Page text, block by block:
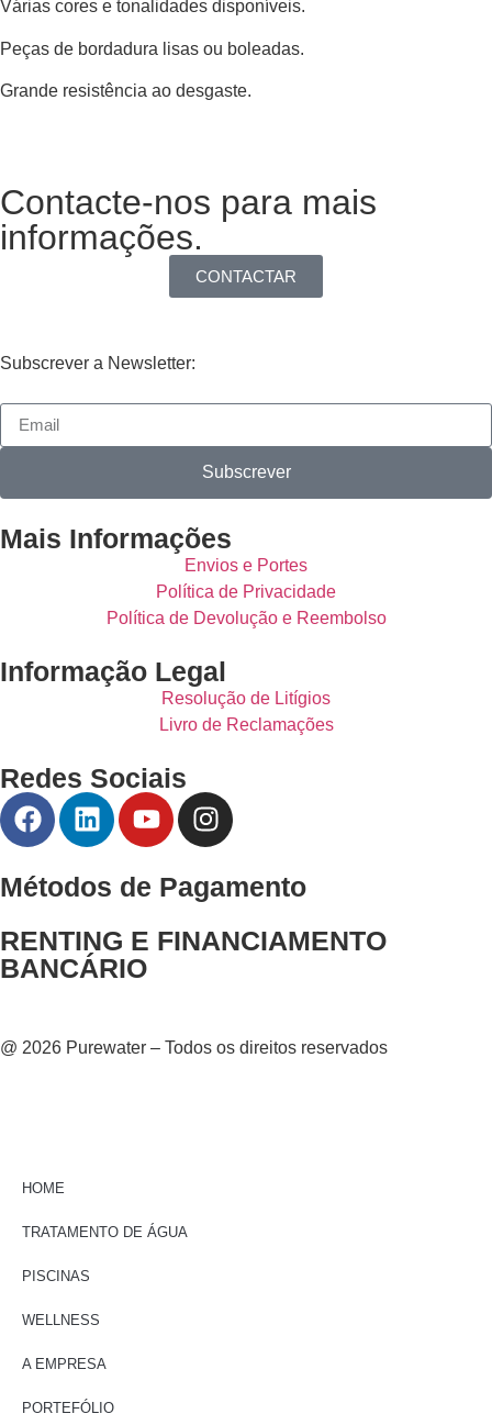
Várias cores e tonalidades disponíveis.
Peças de bordadura lisas ou boleadas.
Grande resistência ao desgaste.
Contacte-nos para mais
informações.
CONTACTAR
Subscrever a Newsletter:
Subscrever
Mais Informações
Envios e Portes
Política de Privacidade
Política de Devolução e Reembolso
Informação Legal
Resolução de Litígios
Livro de Reclamações
Redes Sociais
Métodos de Pagamento
RENTING E FINANCIAMENTO
BANCÁRIO
@ 2026 Purewater – Todos os direitos reservados
HOME
TRATAMENTO DE ÁGUA
PISCINAS
WELLNESS
A EMPRESA
PORTEFÓLIO